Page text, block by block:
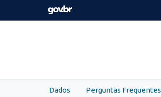
Skip to main content
Dados Perguntas Frequentes